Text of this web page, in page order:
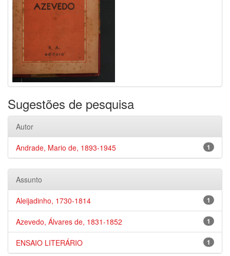
Sugestões de pesquisa
Autor
1
Andrade, Mario de, 1893-1945
Assunto
1
Aleijadinho, 1730-1814
1
Azevedo, Álvares de, 1831-1852
1
ENSAIO LITERÁRIO